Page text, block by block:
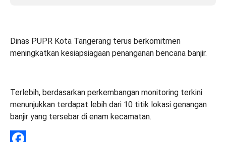
Dinas PUPR Kota Tangerang terus berkomitmen
meningkatkan kesiapsiagaan penanganan bencana banjir.
Terlebih, berdasarkan perkembangan monitoring terkini
menunjukkan terdapat lebih dari 10 titik lokasi genangan
banjir yang tersebar di enam kecamatan.